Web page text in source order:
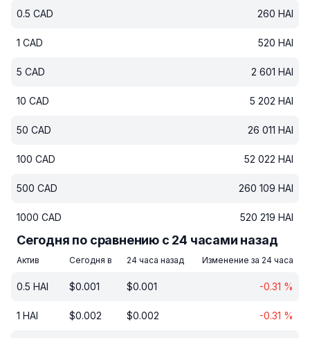
0.5 CAD 260 HAI
1 CAD 520 HAI
5 CAD 2 601 HAI
10 CAD 5 202 HAI
50 CAD 26 011 HAI
100 CAD 52 022 HAI
500 CAD 260 109 HAI
1000 CAD 520 219 HAI
Сегодня по сравнению с 24 часами назад
Актив Сегодня в 24 часа назад Изменение за 24 часа
0.5 HAI $0.001 $0.001 -0.31 %
1 HAI $0.002 $0.002 -0.31 %